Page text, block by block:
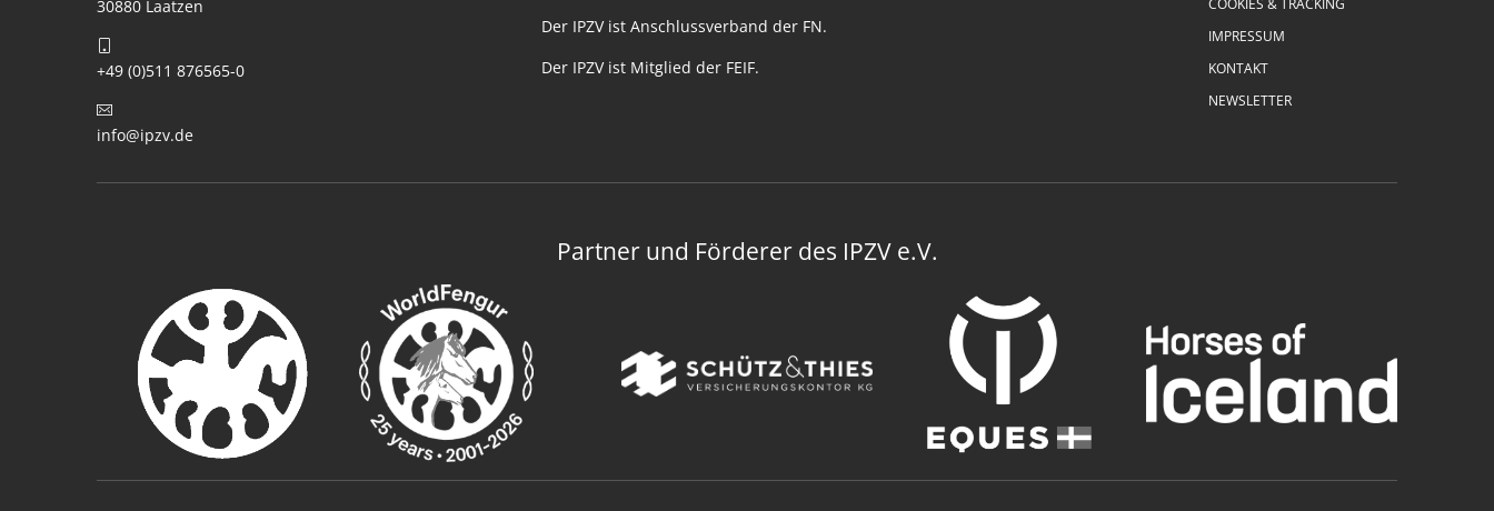
30880 Laatzen
+49 (0)511 876565-0
info@ipzv.de
Der IPZV ist Anschlussverband der FN.
Der IPZV ist Mitglied der FEIF.
COOKIES & TRACKING
IMPRESSUM
KONTAKT
NEWSLETTER
Partner und Förderer des IPZV e.V.